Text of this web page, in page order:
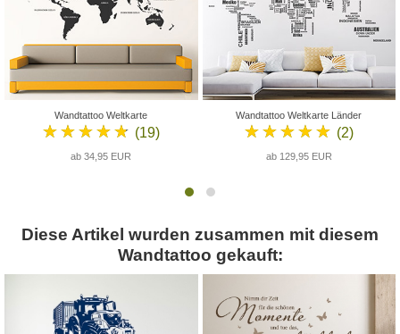
Wandtattoo Weltkarte
★★★★★ (19)
ab 34,95 EUR
Wandtattoo Weltkarte Länder
★★★★★ (2)
ab 129,95 EUR
Diese Artikel wurden zusammen mit diesem
Wandtattoo gekauft: